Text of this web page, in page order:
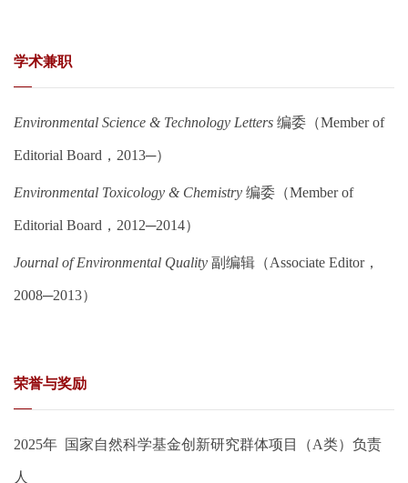
学术兼职
Environmental Science & Technology Letters 编委（Member of
Editorial Board，2013─）
Environmental Toxicology & Chemistry 编委（Member of
Editorial Board，2012─2014）
Journal of Environmental Quality 副编辑（Associate Editor，
2008─2013）
荣誉与奖励
2025年 国家自然科学基金创新研究群体项目（A类）负责
人